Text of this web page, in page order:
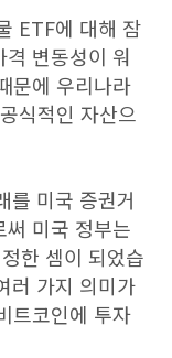
ETF에 대해 잠
변동성이 워
문에 우리나라
식적인 자산으
를 미국 증권거
써 미국 정부는
한 셈이 되었습
러 가지 의미가
트코인에 투자